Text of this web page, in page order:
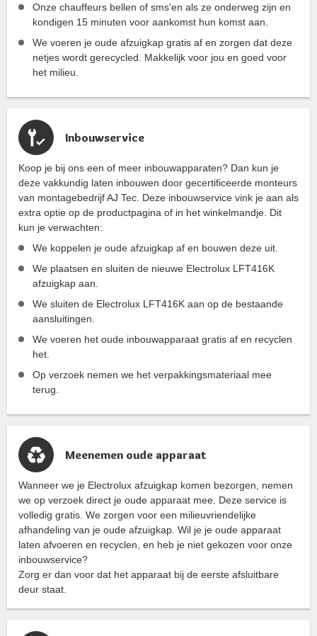
Onze chauffeurs bellen of sms'en als ze onderweg zijn en
kondigen 15 minuten voor aankomst hun komst aan.
We voeren je oude afzuigkap gratis af en zorgen dat deze
netjes wordt gerecycled. Makkelijk voor jou en goed voor
het milieu.
Inbouwservice
Koop je bij ons een of meer inbouwapparaten? Dan kun je
deze vakkundig laten inbouwen door gecertificeerde monteurs
van montagebedrijf AJ Tec. Deze inbouwservice vink je aan als
extra optie op de productpagina of in het winkelmandje. Dit
kun je verwachten:
We koppelen je oude afzuigkap af en bouwen deze uit.
We plaatsen en sluiten de nieuwe Electrolux LFT416K
afzuigkap aan.
We sluiten de Electrolux LFT416K aan op de bestaande
aansluitingen.
We voeren het oude inbouwapparaat gratis af en recyclen
het.
Op verzoek nemen we het verpakkingsmateriaal mee
terug.
Meenemen oude apparaat
Wanneer we je Electrolux afzuigkap komen bezorgen, nemen
we op verzoek direct je oude apparaat mee. Deze service is
volledig gratis. We zorgen voor een milieuvriendelijke
afhandeling van je oude afzuigkap. Wil je je oude apparaat
laten afvoeren en recyclen, en heb je niet gekozen voor onze
inbouwservice?
Zorg er dan voor dat het apparaat bij de eerste afsluitbare
deur staat.